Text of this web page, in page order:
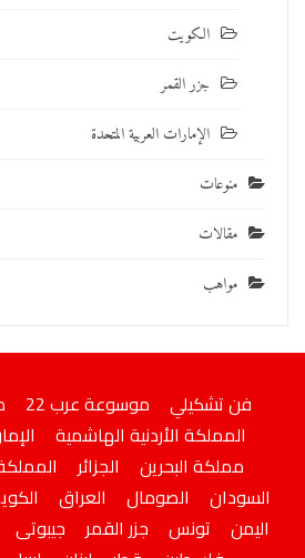
الكويت
جزر القمر
الإمارات العربية المتحدة
منوعات
مقالات
مواهب
فن تشكيلي موسوعة عرب 22
المملكة الأردنية الهاشمية
مملكة البحرين
الجزائر
السودان
الصومال العراق
اليمن
تونس جزر القمر جيبوتى